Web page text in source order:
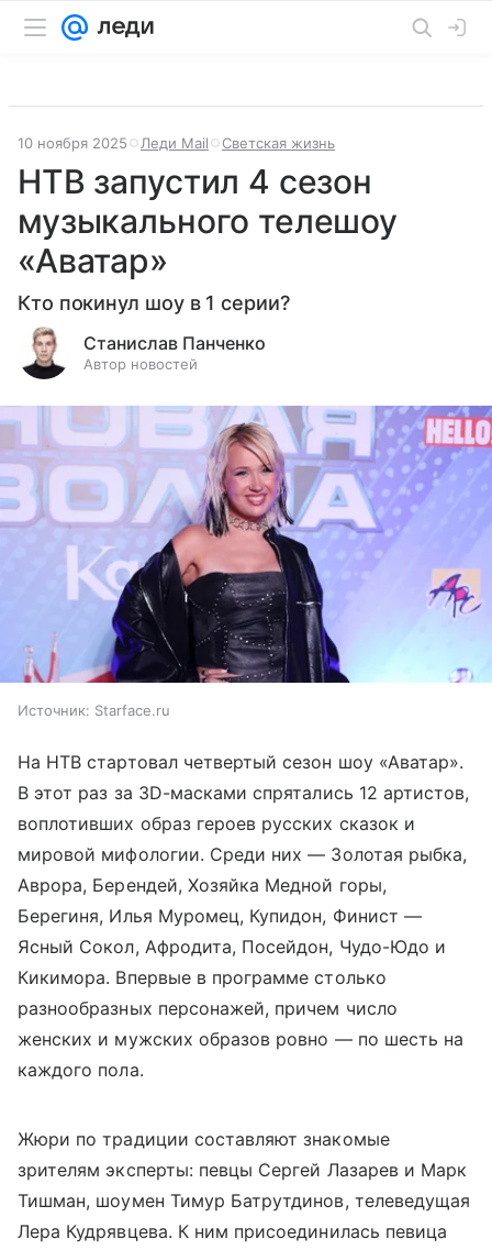
10 ноября 2025 Леди Mail Светская жизнь
НТВ запустил 4 сезон
музыкального телешоу
«Аватар»
Кто покинул шоу в 1 серии?
Станислав Панченко
Автор новостей
Источник: Starface.ru
На НТВ стартовал четвертый сезон шоу «Аватар».
В этот раз за 3D-масками спрятались 12 артистов,
воплотивших образ героев русских сказок и
мировой мифологии. Среди них — Золотая рыбка,
Аврора, Берендей, Хозяйка Медной горы,
Берегиня, Илья Муромец, Купидон, Финист —
Ясный Сокол, Афродита, Посейдон, Чудо-Юдо и
Кикимора. Впервые в программе столько
разнообразных персонажей, причем число
женских и мужских образов ровно — по шесть на
каждого пола.
Жюри по традиции составляют знакомые
зрителям эксперты: певцы Сергей Лазарев и Марк
Тишман, шоумен Тимур Батрутдинов, телеведущая
Лера Кудрявцева. К ним присоединилась певица